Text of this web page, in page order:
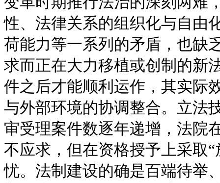
性、法律关系的组织化与自由
荷能力等一系列的矛盾，也缺
求而正在大力移植或创制的新
件之后才能顺利运作，其实际
与外部环境的协调整合。立法
审受理案件数逐年递增，法院
不应求，但在资格授予上采取
忧。法制建设的确是百端待举